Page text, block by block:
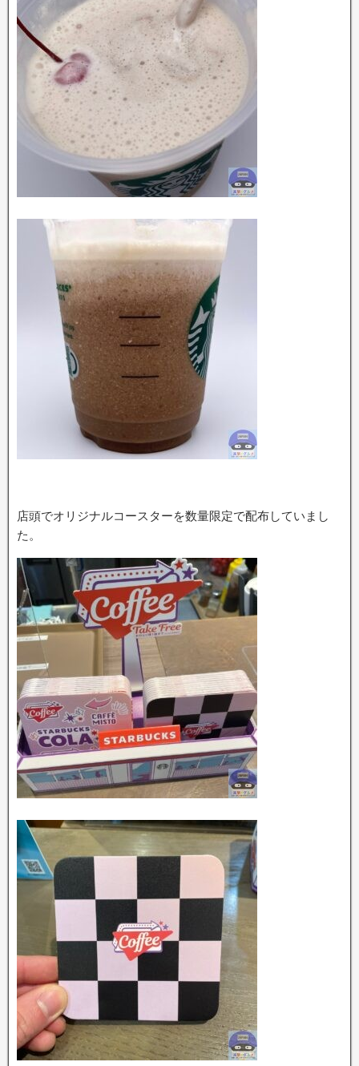
店頭でオリジナルコースターを数量限定で配布していまし
た。